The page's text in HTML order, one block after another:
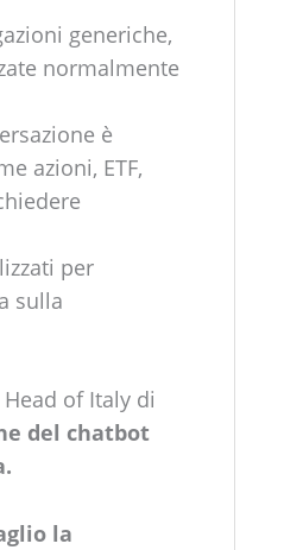
generiche,
normalmente
è
azioni, ETF,
per
sulla
of Italy di
del chatbot
la